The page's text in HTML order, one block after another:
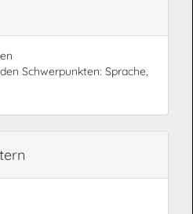
Schwerpunkten: Sprache,